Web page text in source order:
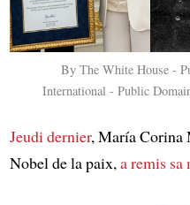
By The White House -
International - Public
Jeudi dernier, María Corina
Nobel de la paix,a remis sa